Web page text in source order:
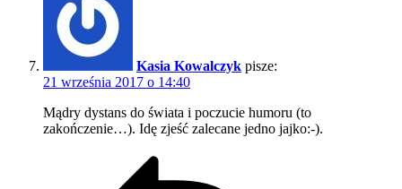
Kasia Kowalczyk pisze:
21 września 2017 o 14:40
Mądry dystans do świata i poczucie humoru (to
zakończenie…). Idę zjeść zalecane jedno jajko:-).